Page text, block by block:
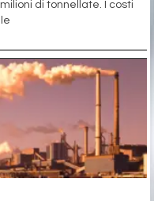
di tonnellate. I costi